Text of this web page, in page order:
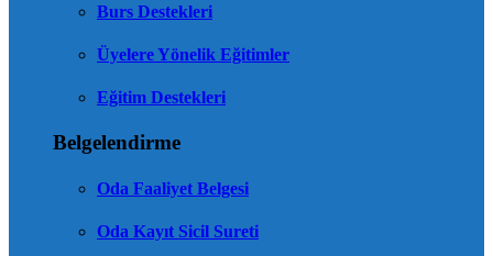
Burs Destekleri
Üyelere Yönelik Eğitimler
Eğitim Destekleri
Belgelendirme
Oda Faaliyet Belgesi
Oda Kayıt Sicil Sureti